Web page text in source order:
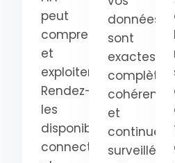
peut
comprendre
et
exploiter.
Rendez-
les
disponibles,
connectées
données
sont
exactes,
complètes,
et
surveillées